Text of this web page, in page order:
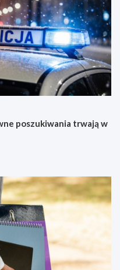
poszukiwania trwają w